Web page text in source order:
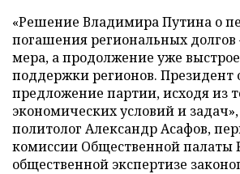
«Решение Владимира Путина о
погашения региональных долгов
мера, а продолжение уже
поддержки регионов. Президент
предложение партии, исходя из
экономических условий и задач»,
политолог Александр Асафов,
комиссии Общественной палаты
общественной экспертизе